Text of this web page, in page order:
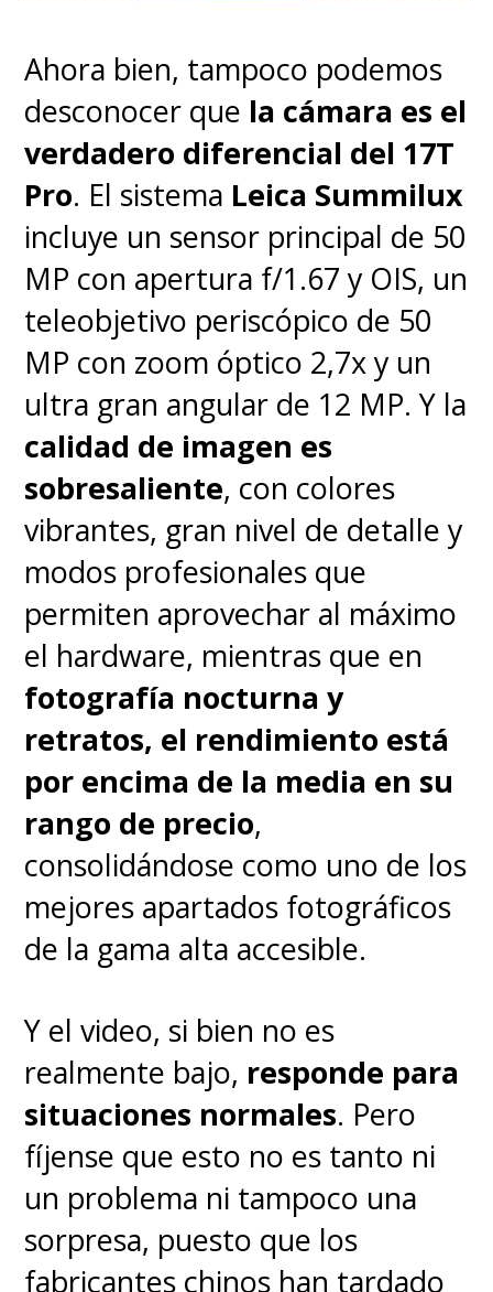
de los cuales salen de escena
para no volver a aparecer más.
Incluso, se desperdicia un mejor
desarrollo de la naciente
dinámica familiar al separar
"Sonic" de sus padres adoptivos
por gran parte de la película.
Todo esto hace que la película
termine extendiéndose por
sobre las dos horas, siendo
excesivo al no justificarse
aquella duración con lo
presentado.
Lamentablemente, no se puede
hablar del trabajo de voces
deBen Schwartz ("Sonic"),
Idris Elba ("Knuckles")
yColleen O'Shaughnessey
("Tails") , ya que la función fue
con doblaje en español
hispanoamericano y nos
encontramos con el YouTuber
Luisito Comunica dando su voz
al erizo azul. Lamentable,
considerando el enorme talento
que hay en materia de doblaje
en la región, pero ahí está el
granMario Castañeda
Ahora bien, tampoco podemos
desconocer que la cámara es el
verdadero diferencial del 17T
Pro. El sistema Leica Summilux
incluye un sensor principal de 50
MP con apertura f/1.67 y OIS, un
teleobjetivo periscópico de 50
MP con zoom óptico 2,7x y un
ultra gran angular de 12 MP. Y la
calidad de imagen es
sobresaliente, con colores
vibrantes, gran nivel de detalle y
modos profesionales que
permiten aprovechar al máximo
el hardware, mientras que en
fotografía nocturna y
retratos, el rendimiento está
por encima de la media en su
rango de precio,
consolidándose como uno de los
mejores apartados fotográficos
de la gama alta accesible.
Y el video, si bien no es
realmente bajo, responde para
situaciones normales. Pero
fíjense que esto no es tanto ni
un problema ni tampoco una
sorpresa, puesto que los
fabricantes chinos han tardado